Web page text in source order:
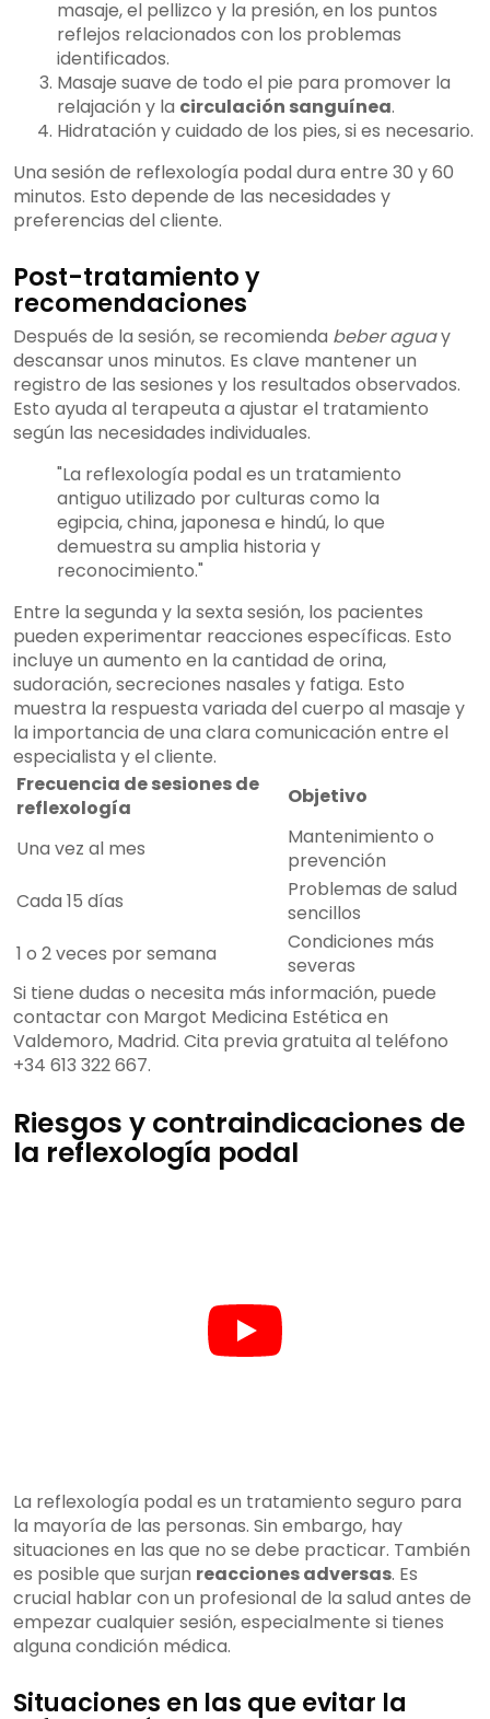
masaje, el pellizco y la presión, en los puntos
reflejos relacionados con los problemas
identificados.
Masaje suave de todo el pie para promover la
relajación y la circulación sanguínea.
Hidratación y cuidado de los pies, si es necesario.
Una sesión de reflexología podal dura entre 30 y 60
minutos. Esto depende de las necesidades y
preferencias del cliente.
Post-tratamiento y
recomendaciones
Después de la sesión, se recomienda beber aguay
descansar unos minutos. Es clave mantener un
registro de las sesiones y los resultados observados.
Esto ayuda al terapeuta a ajustar el tratamiento
según las necesidades individuales.
"La reflexología podal es un tratamiento
antiguo utilizado por culturas como la
egipcia, china, japonesa e hindú, lo que
demuestra su amplia historia y
reconocimiento."
Entre la segunda y la sexta sesión, los pacientes
pueden experimentar reacciones específicas. Esto
incluye un aumento en la cantidad de orina,
sudoración, secreciones nasales y fatiga. Esto
muestra la respuesta variada del cuerpo al masaje y
la importancia de una clara comunicación entre el
especialista y el cliente.
Frecuencia de sesiones de
reflexología
Objetivo
Una vez al mes
Mantenimiento o
prevención
Cada 15 días
Problemas de salud
sencillos
1 o 2 veces por semana
Condiciones más
severas
Si tiene dudas o necesita más información, puede
contactar con Margot Medicina Estética en
Valdemoro, Madrid. Cita previa gratuita al teléfono
+34 613 322 667.
Riesgos y contraindicaciones de
la reflexología podal
La reflexología podal es un tratamiento seguro para
la mayoría de las personas. Sin embargo, hay
situaciones en las que no se debe practicar. También
es posible que surjan reacciones adversas. Es
crucial hablar con un profesional de la salud antes de
empezar cualquier sesión, especialmente si tienes
alguna condición médica.
Situaciones en las que evitar la